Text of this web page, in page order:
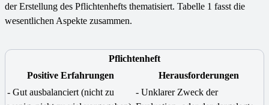
der Erstellung des Pflichtenhefts thematisiert. Tabelle 1 fasst die
wesentlichen Aspekte zusammen.
Pflichtenheft
Positive Erfahrungen
Herausforderungen
- Gut ausbalanciert (nicht zu
- Unklarer Zweck der